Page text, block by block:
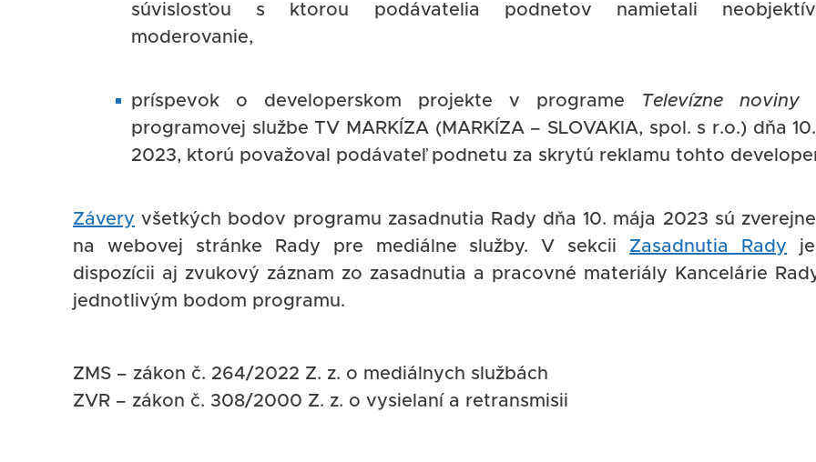
súvislosťou s ktorou podávatelia podnetov namietali
moderovanie,
príspevok o developerskom projekte v programe Televízne noviny
programovej službe TV MARKÍZA (MARKÍZA – SLOVAKIA, spol. s r.o.) dňa
2023, ktorú považoval podávateľ podnetu za skrytú reklamu tohto
Závery všetkých bodov programu zasadnutia Rady dňa 10. mája 2023 sú
na webovej stránke Rady pre mediálne služby. V sekcii Zasadnutia Rady
dispozícii aj zvukový záznam zo zasadnutia a pracovné materiály Kancelárie
jednotlivým bodom programu.
ZMS – zákon č. 264/2022 Z. z. o mediálnych službách
ZVR – zákon č. 308/2000 Z. z. o vysielaní a retransmisii